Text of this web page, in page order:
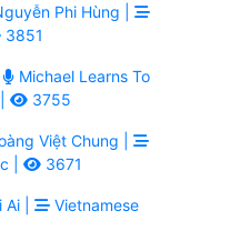
Phi Hùng |
3851
Michael Learns To
3755
Việt Chung |
|
3671
Ai |
Vietnamese